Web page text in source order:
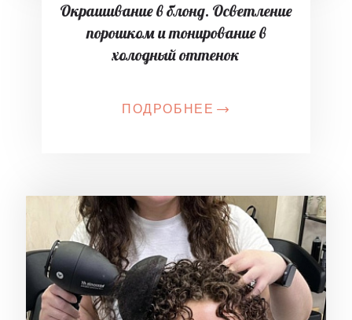
Окрашивание в блонд. Осветление
порошком и тонирование в
холодный оттенок
ПОДРОБНЕЕ